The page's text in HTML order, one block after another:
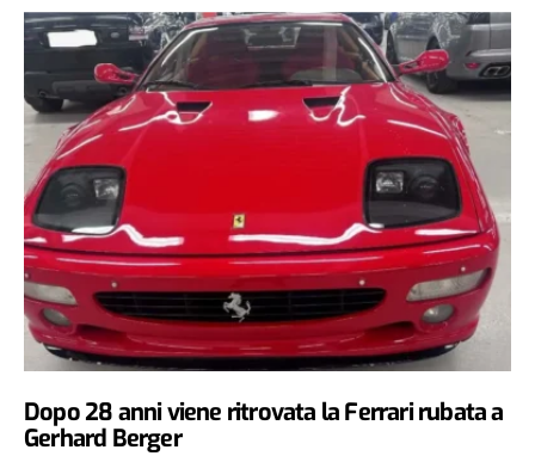
Dopo 28 anni viene ritrovata la Ferrari rubata a
Gerhard Berger